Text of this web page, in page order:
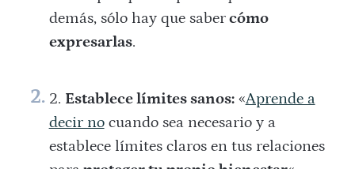
demás, sólo hay que sabercómo
expresarlas.
Establece límites sanos:«Aprende a
decir nocuando sea necesario y a
establece límites claros en tus relaciones